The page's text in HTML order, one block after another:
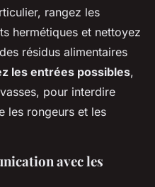
rangez les
hermétiques et nettoyez
résidus alimentaires
les entrées possibles,
pour interdire
les rongeurs et les
avec les